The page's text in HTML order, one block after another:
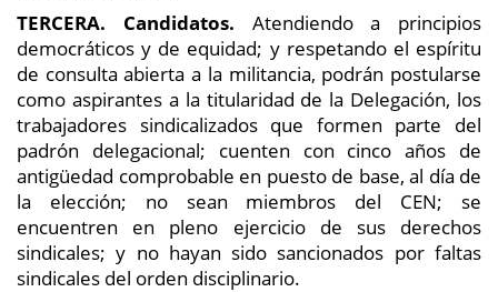
TERCERA.
Candidatos. Atendiendo a principios
democráticos y de equidad; y respetando el espíritu
de consulta abierta a la militancia, podrán postularse
como aspirantes a la titularidad de la Delegación, los
trabajadores sindicalizados que formen parte del
padrón delegacional; cuenten con cinco años de
antigüedad comprobable en puesto de base, al día de
la elección; no sean miembros del CEN; se
encuentren en pleno ejercicio de sus derechos
sindicales; y no hayan sido sancionados por faltas
sindicales del orden disciplinario.